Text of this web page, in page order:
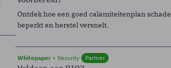
Ontdek hoe een goed calamiteitenplan schade
beperkt en herstel versnelt.
Whitepaper Security Partner